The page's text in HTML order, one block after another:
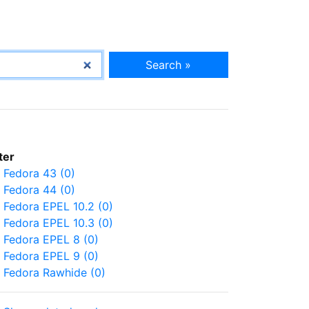
Search »
Fedora 43 (0)
Fedora 44 (0)
Fedora EPEL 10.2 (0)
Fedora EPEL 10.3 (0)
Fedora EPEL 8 (0)
Fedora EPEL 9 (0)
Fedora Rawhide (0)